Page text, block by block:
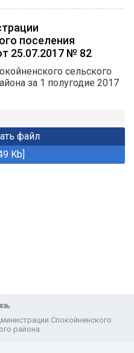
поселения
25.07.2017 № 82
сельского
за 1 полугодие 2017
файл
Kb]
Спокойненского
района